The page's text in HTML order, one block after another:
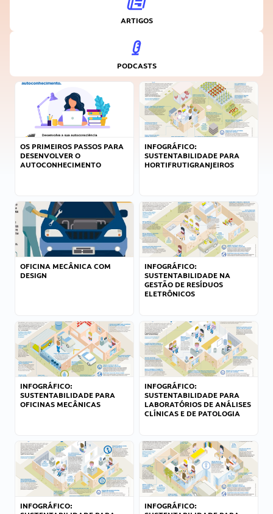
ARTIGOS
PODCASTS
OS PRIMEIROS PASSOS PARA
DESENVOLVER O
AUTOCONHECIMENTO
INFOGRÁFICO:
SUSTENTABILIDADE PARA
HORTIFRUTIGRANJEIROS
OFICINA MECÂNICA COM
DESIGN
INFOGRÁFICO:
SUSTENTABILIDADE NA
GESTÃO DE RESÍDUOS
ELETRÔNICOS
INFOGRÁFICO:
SUSTENTABILIDADE PARA
OFICINAS MECÂNICAS
INFOGRÁFICO:
SUSTENTABILIDADE PARA
LABORATÓRIOS DE ANÁLISES
CLÍNICAS E DE PATOLOGIA
INFOGRÁFICO:
INFOGRÁFICO: